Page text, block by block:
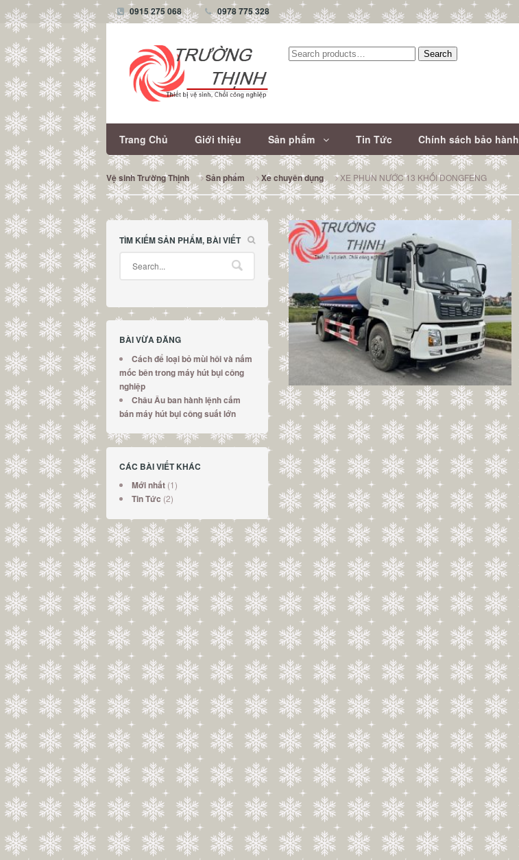
0915 275 068 0978 775 328
Tìm
Search
Trang Chủ Giới thiệu Sản phẩm Tin Tức Chính sách bảo hành
Vệ sinh Trường Thịnh Sản phẩm Xe chuyên dụng XE PHUN NƯỚC 13 KHỐI DONGFENG
TÌM KIẾM SẢN PHẨM, BÀI VIẾT
BÀI VỪA ĐĂNG
Cách để loại bỏ mùi hôi và nấm
mốc bên trong máy hút bụi công
nghiệp
Châu Âu ban hành lệnh cấm
bán máy hút bụi công suất lớn
CÁC BÀI VIẾT KHÁC
Mới nhất (1)
Tin Tức (2)